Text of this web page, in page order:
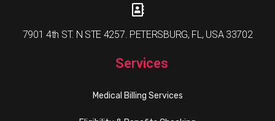
7901 4th ST. N STE 4257. PETERSBURG, FL, USA 33702
Services
Medical Billing Services